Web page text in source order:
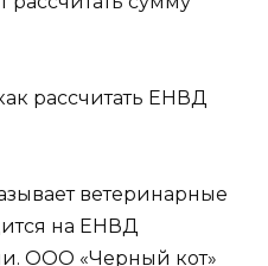
рассчитать ЕНВД
ветеринарные
на ЕНВД
ООО «Черный кот»